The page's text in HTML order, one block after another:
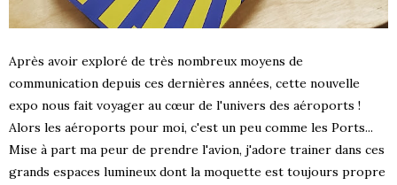
Après avoir exploré de très nombreux moyens de
communication depuis ces dernières années, cette nouvelle
expo nous fait voyager au cœur de l'univers des aéroports !
Alors les aéroports pour moi, c'est un peu comme les Ports...
Mise à part ma peur de prendre l'avion, j'adore trainer dans ces
grands espaces lumineux dont la moquette est toujours propre